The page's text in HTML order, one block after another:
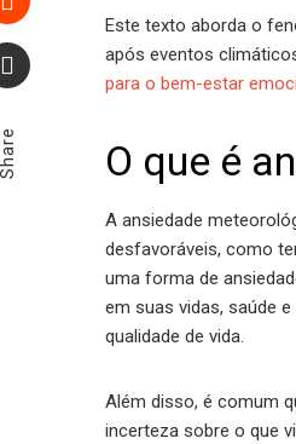
Stumbleupon
Este texto aborda o
após eventos
para o bem-estar
O que é
A ansiedade
desfavoráveis, como
uma forma de
em suas vidas, saúde
qualidade de vida.
Além disso, é comum
incerteza sobre o que